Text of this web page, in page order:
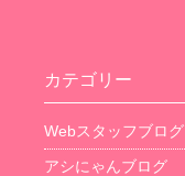
カテゴリー
Webスタッフブログ
アシにゃんブログ